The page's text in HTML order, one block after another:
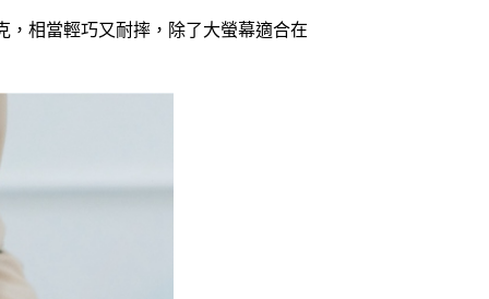
，相當輕巧又耐摔，除了大螢幕適合在